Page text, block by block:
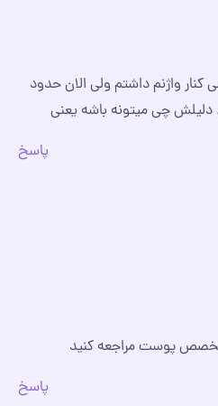
واژنم داشتم ولی الان حدود
چی میتونه باشه یعنی
پاسخ
پوست مراجعه کنید
پاسخ